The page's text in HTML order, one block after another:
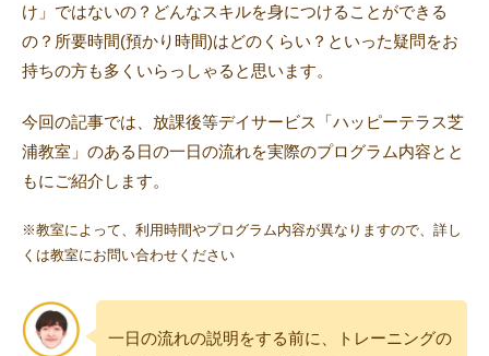
け」ではないの？どんなスキルを身につけることができる
の？所要時間(預かり時間)はどのくらい？といった疑問をお
持ちの方も多くいらっしゃると思います。
今回の記事では、放課後等デイサービス「ハッピーテラス芝
浦教室」のある日の一日の流れを実際のプログラム内容とと
もにご紹介します。
※教室によって、利用時間やプログラム内容が異なりますので、詳し
くは教室にお問い合わせください
一日の流れの説明をする前に、トレーニングの